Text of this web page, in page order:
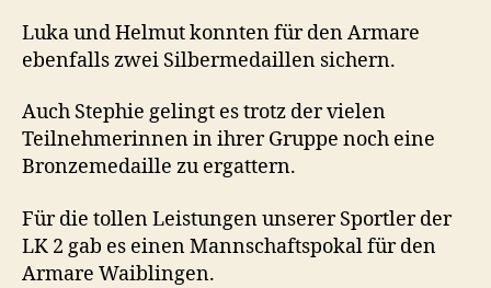
Luka und Helmut konnten für den Armare
ebenfalls zwei Silbermedaillen sichern.
Auch Stephie gelingt es trotz der vielen
Teilnehmerinnen in ihrer Gruppe noch eine
Bronzemedaille zu ergattern.
Für die tollen Leistungen unserer Sportler der
LK 2 gab es einen Mannschaftspokal für den
Armare Waiblingen.